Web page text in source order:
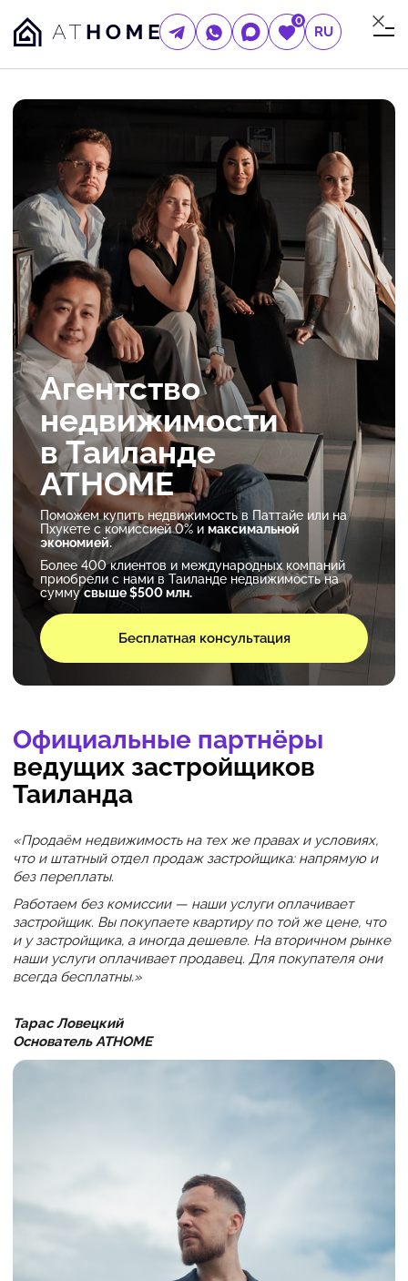
0
RU
Агентство
недвижимости
в Таиланде
ATHOME
Поможем купить недвижимость в Паттайе или на
Пхукете с комиссией 0% и максимальной
экономией.
Более 400 клиентов и международных компаний
приобрели с нами в Таиланде недвижимость на
суммусвыше $500 млн.
Бесплатная консультация
Официальные партнёры
ведущих застройщиков
Таиланда
«Продаём недвижимость на тех же правах и условиях,
что и штатный отдел продаж застройщика: напрямую и
без переплаты.
Работаем без комиссии — наши услуги оплачивает
застройщик. Вы покупаете квартиру по той же цене, что
и у застройщика, а иногда дешевле. На вторичном рынке
наши услуги оплачивает продавец. Для покупателя они
всегда бесплатны.»
Тарас Ловецкий
Основатель ATHOME